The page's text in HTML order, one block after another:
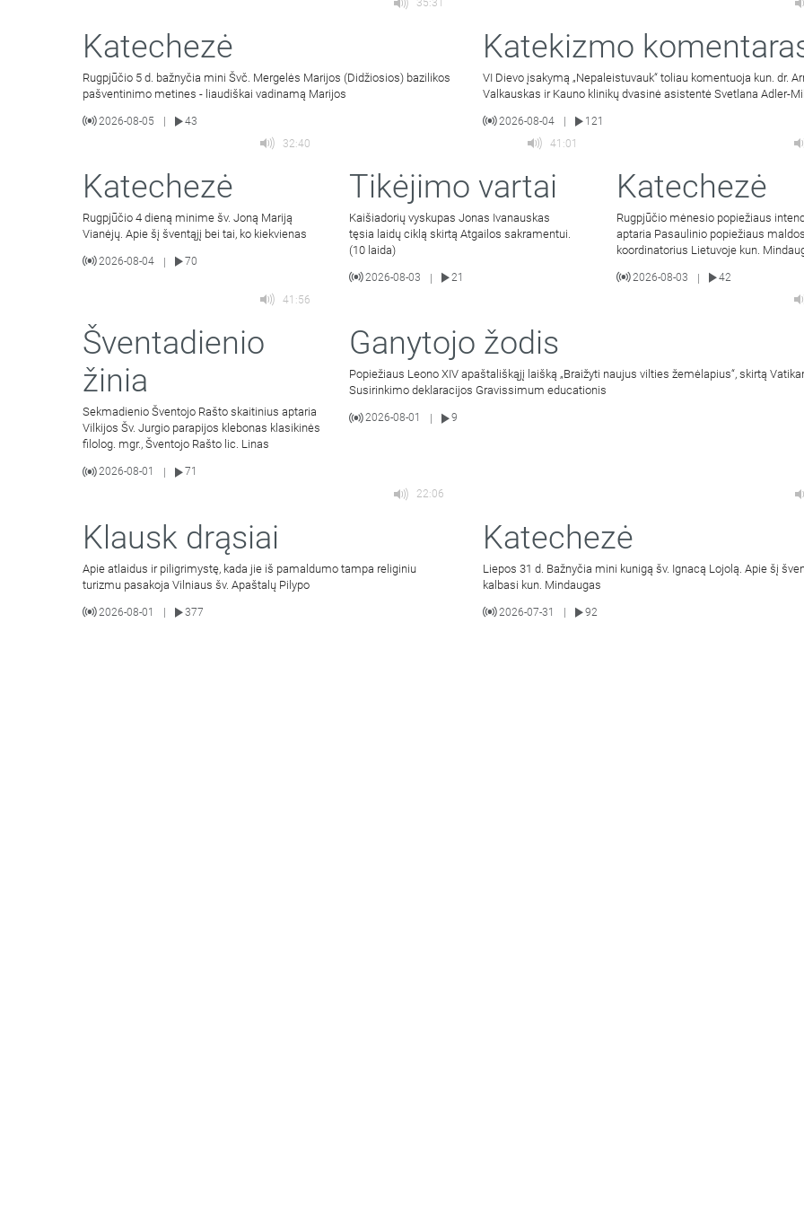
35:31
Katechezė
Rugpjūčio 5 d. bažnyčia mini Švč. Mergelės Marijos (Didžiosios) bazilikos
pašventinimo metines - liaudiškai vadinamą Marijos
2026-08-05 43
Katekizmo
VI Dievo įsakymą „Nepaleistuvauk“ toliau komentuoja kun. dr.
Valkauskas ir Kauno klinikų dvasinė asistentė Svetlana Adler-
2026-08-04
121
32:40
Katechezė
Rugpjūčio 4 dieną minime šv. Joną Mariją
Vianėjų. Apie šį šventąjį bei tai, ko kiekvienas
2026-08-04 | 70
41:01
Tikėjimo vartai
Kaišiadorių vyskupas Jonas Ivanauskas
tęsia laidų ciklą skirtą Atgailos sakramentui.
(10 laida)
2026-08-03 | 21
Katechezė
Rugpjūčio mėnesio popiežiaus
aptaria Pasaulinio popiežiaus
koordinatorius Lietuvoje kun.
2026-08-03 |
42
41:56
Šventadienio
žinia
Sekmadienio Šventojo Rašto skaitinius aptaria
Vilkijos Šv. Jurgio parapijos klebonas klasikinės
filolog. mgr., Šventojo Rašto lic. Linas
2026-08-01 71
Ganytojo žodis
Popiežiaus Leono XIV apaštališkąjį laišką „Braižyti naujus vilties žemėlapius“, skirtą
Susirinkimo deklaracijos Gravissimum educationis
2026-08-01 9
22:06
Klausk drąsiai
Apie atlaidus ir piligrimystę, kada jie iš pamaldumo tampa religiniu
turizmu pasakoja Vilniaus šv. Apaštalų Pilypo
2026-08-01 377
Katechezė
Liepos 31 d. Bažnyčia mini kunigą šv. Ignacą Lojolą. Apie šį
kalbasi kun. Mindaugas
2026-07-31 92